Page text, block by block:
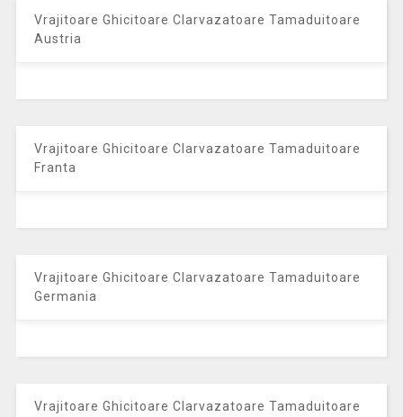
Vrajitoare Ghicitoare Clarvazatoare Tamaduitoare
Austria
Vrajitoare Ghicitoare Clarvazatoare Tamaduitoare
Franta
Vrajitoare Ghicitoare Clarvazatoare Tamaduitoare
Germania
Vrajitoare Ghicitoare Clarvazatoare Tamaduitoare